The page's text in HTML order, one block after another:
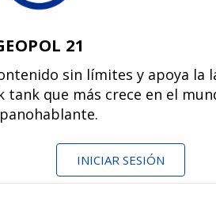
21
sin límites y apoya la
que más crece en el
INICIAR SESIÓN